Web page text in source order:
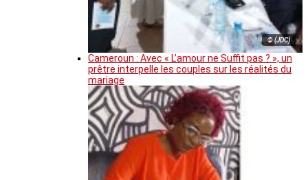
© (JDC)
Cameroun : Avec « L’amour ne Suffit pas ? », un
prêtre interpelle les couples sur les réalités du
mariage